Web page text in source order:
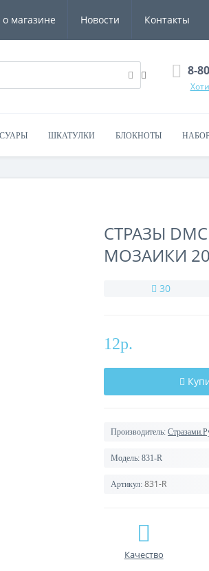
магазине Новости Контакты
8-
ШКАТУЛКИ БЛОКНОТЫ
СТРАЗЫ
МОЗАИКИ
30
12р.
Производитель:
Модель: 831-R
Артикул: 831-R
Качество